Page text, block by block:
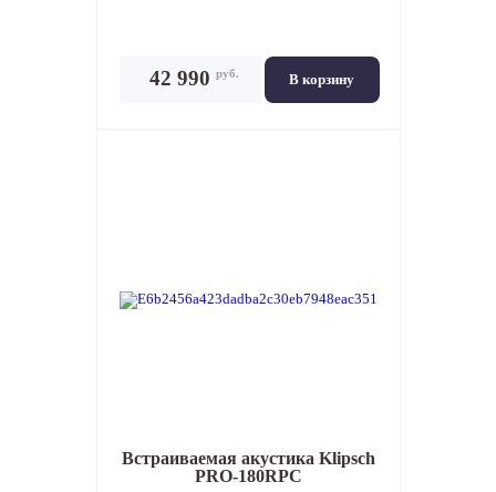
В корзину
42 990 руб.
Встраиваемая акустикаKlipsch
PRO-180RPC